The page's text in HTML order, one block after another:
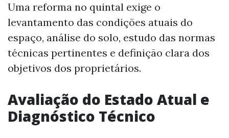
Uma reforma no quintal exige o
levantamento das condições atuais do
espaço, análise do solo, estudo das normas
técnicas pertinentes e definição clara dos
objetivos dos proprietários.
Avaliação do Estado Atual e
Diagnóstico Técnico